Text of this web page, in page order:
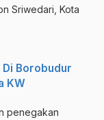
Sriwedari, Kota
Di Borobudur
KW
penegakan